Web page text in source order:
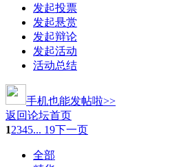
发起投票
发起悬赏
发起辩论
发起活动
活动总结
手机也能发帖啦>>
返回论坛首页
12345... 19下一页
全部